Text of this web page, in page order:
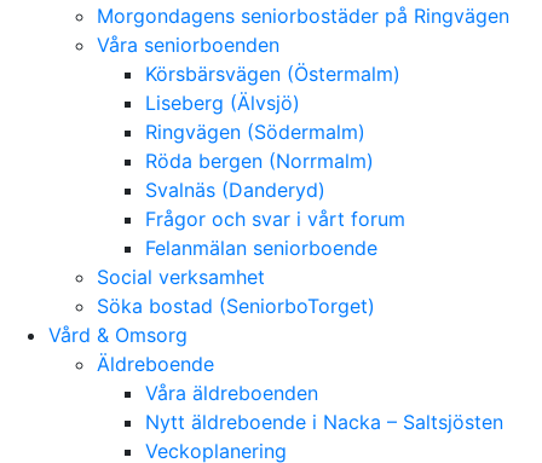
Morgondagens seniorbostäder på Ringvägen
Våra seniorboenden
Körsbärsvägen (Östermalm)
Liseberg (Älvsjö)
Ringvägen (Södermalm)
Röda bergen (Norrmalm)
Svalnäs (Danderyd)
Frågor och svar i vårt forum
Felanmälan seniorboende
Social verksamhet
Söka bostad (SeniorboTorget)
Vård & Omsorg
Äldreboende
Våra äldreboenden
Nytt äldreboende i Nacka – Saltsjösten
Veckoplanering